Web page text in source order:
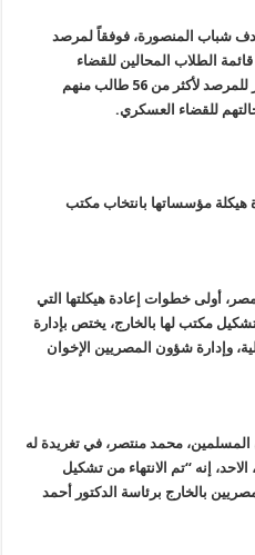
شباب المنصورة، فوفقاً لمرصد
الطلاب المحالين للقضاء
العسكري، فقد وصل عددهم في تقرير للمرصد لأكثر من 56 طالب منهم
.
مؤسساتها بانتخاب مكتب
أولى خطوات إعادة هيكلتها التي
مكتب لها بالخارج، يختص بإدارة
وإدارة شؤون المصريين الإخوان
المسلمين، محمد منتصر، في تغريدة له
إنه “تم الانتهاء من تشكيل
بالخارج برئاسة الدكتور أحمد